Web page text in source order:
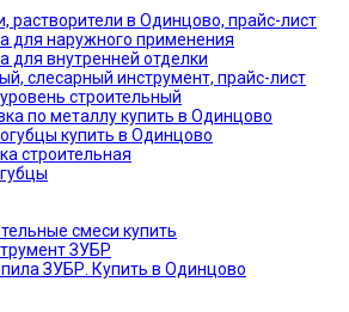
растворители в Одинцово, прайс-лист
для наружного применения
для внутренней отделки
слесарный инструмент, прайс-лист
строительный
по металлу купить в Одинцово
купить в Одинцово
строительная
смеси купить
ЗУБР
ЗУБР. Купить в Одинцово